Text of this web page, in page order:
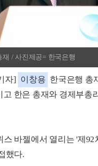
재 / 사진제공= 한국은행
자] 이창용 한국은행 총
한은 총재와 경제부총
스 바젤에서 열리는 '제
했다.